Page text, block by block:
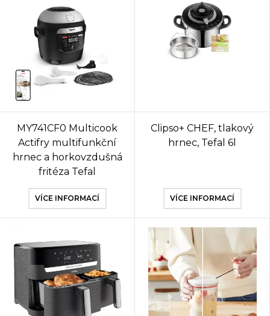
MY741CF0 Multicook
Actifry multifunkční
hrnec a horkovzdušná
fritéza Tefal
VÍCE INFORMACÍ
Clipso+ CHEF, tlakový
hrnec, Tefal 6l
VÍCE INFORMACÍ